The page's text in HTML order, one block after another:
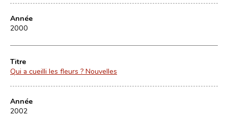
Année
2000
Titre
Qui a cueilli les fleurs ? Nouvelles
Année
2002